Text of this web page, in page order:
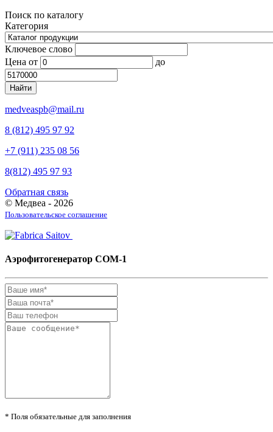
Поиск по каталогу
Категория
Ключевое слово
Цена от до
medveaspb@mail.ru
8 (812) 495 97 92
+7 (911) 235 08 56
8(812) 495 97 93
Обратная связь
© Медвеа - 2026
Пользовательское соглашение
Аэрофитогенератор СОМ-1
* Поля обязательные для заполнения